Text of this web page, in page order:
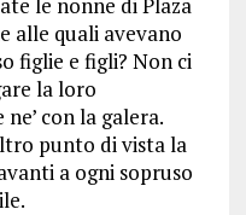
alle quali avevano
figlie e figli? Non ci
la loro
con la galera.
punto di vista la
a ogni sopruso